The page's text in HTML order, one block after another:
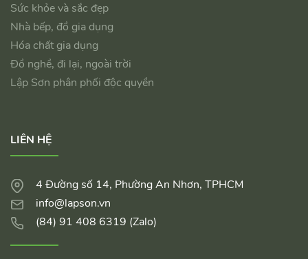
Sức khỏe và sắc đẹp
Nhà bếp, đồ gia dụng
Hóa chất gia dụng
Đồ nghề, đi lại, ngoài trời
Lập Sơn phân phối độc quyền
LIÊN HỆ
4 Đường số 14, Phường An Nhơn, TPHCM
info@lapson.vn
(84) 91 408 6319 (Zalo)